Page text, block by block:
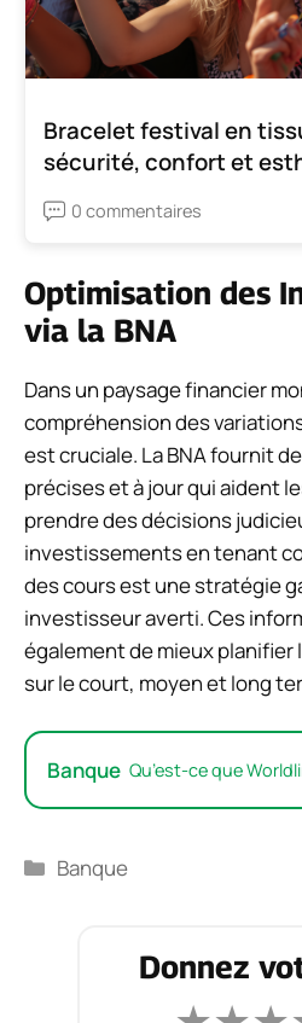
Bracelet festival en
sécurité, confort et
0 commentaires
Optimisation des
via la BNA
Dans un paysage financier
compréhension des
est cruciale. La BNA fournit
précises et à jour qui aident
prendre des décisions
investissements en tenant
des cours est une stratégie
investisseur averti. Ces
également de mieux
sur le court, moyen et long
Banque Qu’est-ce que
Catégories
Banque
Donnez